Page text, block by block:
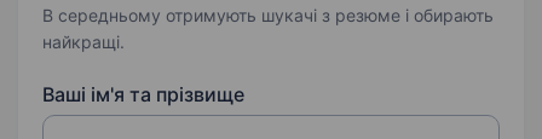
В середньому отримують шукачі з резюме і обирають
найкращі.
Ваші ім'я та прізвище